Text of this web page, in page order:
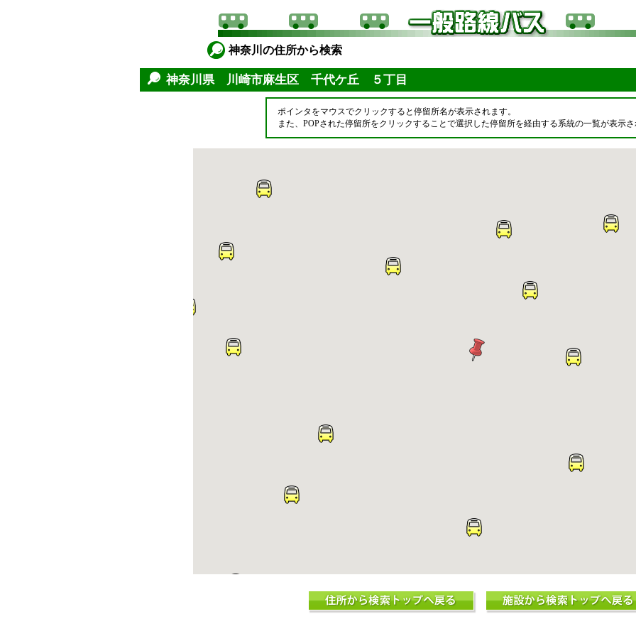
神奈川の住所から検索
神奈川県 川崎市麻生区 千代ケ丘 ５丁目
ポインタをマウスでクリックすると停留所名が表示されます。
また、POPされた停留所をクリックすることで選択した停留所を経由する系統の一覧が表示